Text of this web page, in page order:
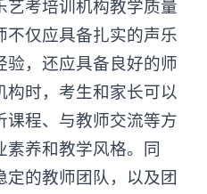
考培训机构教学质量
不仅应具备扎实的声乐
，还应具备良好的师
构时，考生和家长可以
程、与教师交流等方
素养和教学风格。同
的教师团队，以及团